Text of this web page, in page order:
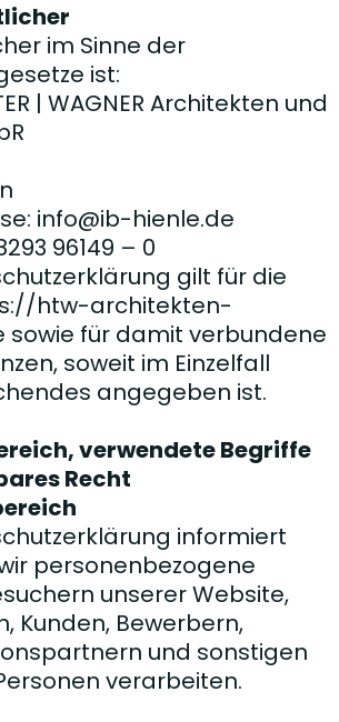
im Sinne der
ist:
| WAGNER Architekten und
info@ib-hienle.de
96149 – 0
gilt für die
htw-architekten-
sowie für damit verbundene
soweit im Einzelfall
angegeben ist.
verwendete Begriffe
Recht
informiert
personenbezogene
unserer Website,
Kunden, Bewerbern,
und sonstigen
verarbeiten.